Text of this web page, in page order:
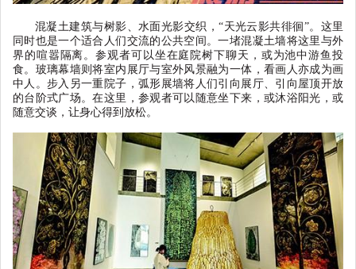
混凝土建筑与树影、水面光影交织，“天光云影共徘徊 ”。这里
同时也是一个适合人们交流的公共空间。一堵混凝土墙将这里与外
界的喧嚣隔离。参观者可以坐在庭院树下聊天，或为池中游鱼投
食。玻璃幕墙则将室内展厅与室外风景融为一体，看画人亦成为画
中人。步入另一重院子，弧形展墙将人们引向展厅、引向屋顶开放
的台阶式广场。在这里，参观者可以随意坐下来，或沐浴阳光，或
随意交谈，让身心得到放松。